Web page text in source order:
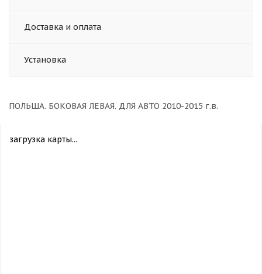
Доставка и оплата
Установка
ПОЛЬША. БОКОВАЯ ЛЕВАЯ. ДЛЯ АВТО 2010-2015 г.в.
загрузка карты...